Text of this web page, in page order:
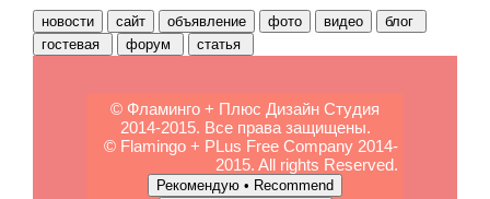
© Фламинго + Плюс Дизайн Студия
2014-2015. Все права защищены.
© Flamingo + PLus Free Company 2014-
2015. All rights Reserved.